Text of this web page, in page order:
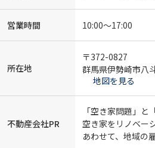
営業時間 10:00〜17:00
所在地
〒372-0827
群馬県伊勢崎市八
地図を見る
不動産会社PR
「空き家問題」
空き家をリノベー
あわせて、地域の